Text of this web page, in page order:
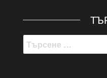
Търсене
за: